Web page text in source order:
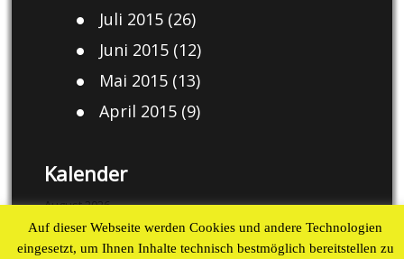
Juli 2015(26)
Juni 2015(12)
Mai 2015(13)
April 2015(9)
Kalender
August 2026
M D M D F S
S
Auf dieser Webseite werden Cookies und andere Technologien
eingesetzt, um Ihnen Inhalte technisch bestmöglich bereitstellen zu